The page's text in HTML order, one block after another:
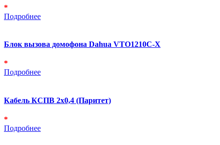
*
Подробнее
Блок вызова домофона Dahua VTO1210C-X
*
Подробнее
Кабель КСПВ 2х0,4 (Паритет)
*
Подробнее